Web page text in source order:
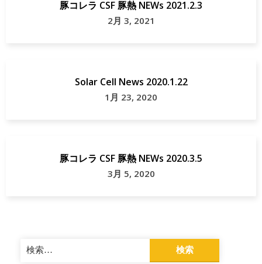
豚コレラ CSF 豚熱 NEWs 2021.2.3
2月 3, 2021
Solar Cell News 2020.1.22
1月 23, 2020
豚コレラ CSF 豚熱 NEWs 2020.3.5
3月 5, 2020
検
索: